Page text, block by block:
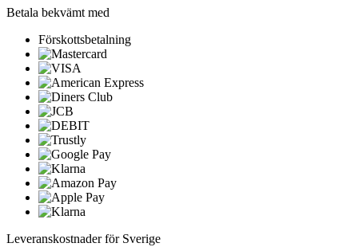
Betala bekvämt med
Förskottsbetalning
Leveranskostnader för Sverige